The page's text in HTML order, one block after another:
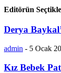
Editörün
Derya
admin - 5 Ocak
Kız Bebek